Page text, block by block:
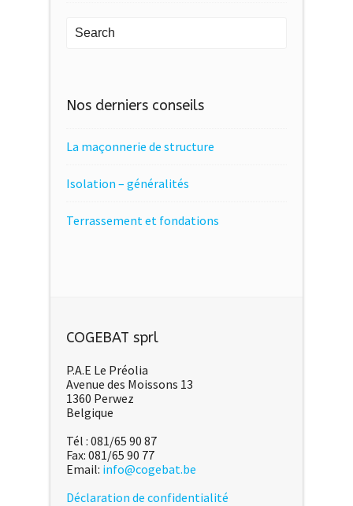
Nos derniers conseils
La maçonnerie de structure
Isolation – généralités
Terrassement et fondations
COGEBAT sprl
P.A.E Le Préolia
Avenue des Moissons 13
1360 Perwez
Belgique
Tél : 081/65 90 87
Fax: 081/65 90 77
Email: info@cogebat.be
Déclaration de confidentialité